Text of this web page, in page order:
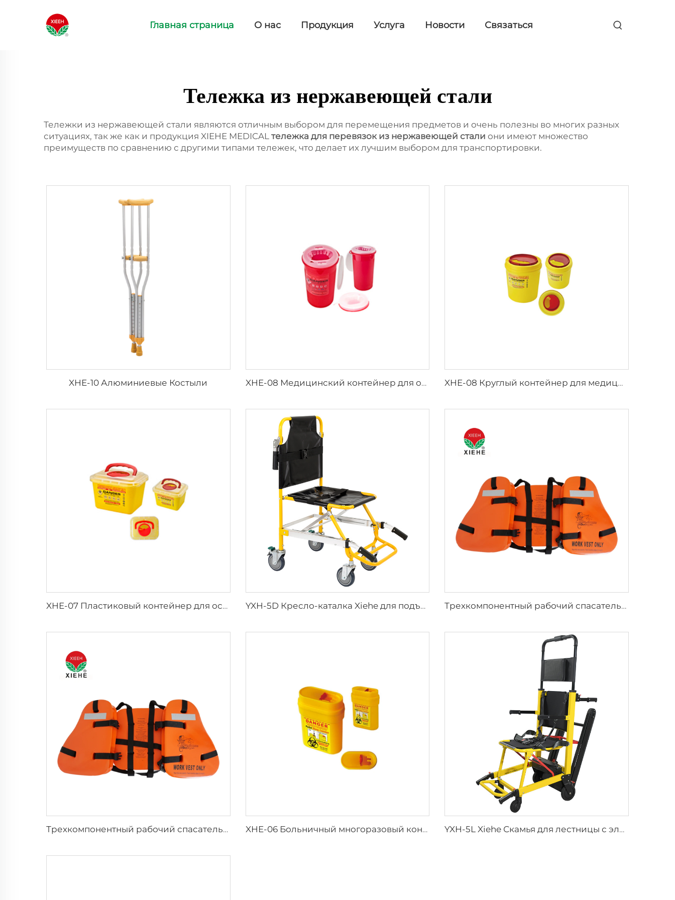
Главная страница О нас Продукция Услуга Новости Связаться
Тележка из нержавеющей стали
Тележки из нержавеющей стали являются отличным выбором для перемещения предметов и очень полезны во многих разных
ситуациях, так же как и продукция XIEHE MEDICAL тележка для перевязок из нержавеющей стали они имеют множество
преимуществ по сравнению с другими типами тележек, что делает их лучшим выбором для транспортировки.
XHE-10 Алюминиевые Костыли XHE-08 Медицинский контейнер для острых предметов с защитой от проколов XHE-08 Круглый контейнер для медицинских острых предметов
XHE-07 Пластиковый контейнер для острых предметов медицинского назначения YXH-5D Кресло-каталка Xiehe для подъема по лестнице с электроприводом Трехкомпонентный рабочий спасательный жилет для взрослых
Трехкомпонентный рабочий спасательный жилет для взрослых XHE-06 Больничный многоразовый контейнер для острых предметов YXH-5L Xiehe Скамья для лестницы с электроприводом Кресло для подъема по лестнице